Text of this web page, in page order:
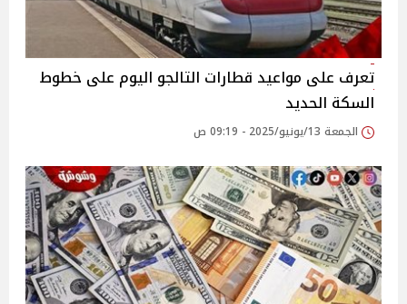
تعرف على مواعيد قطارات التالجو اليوم على خطوط
السكة الحديد
الجمعة 13/يونيو/2025 - 09:19 ص